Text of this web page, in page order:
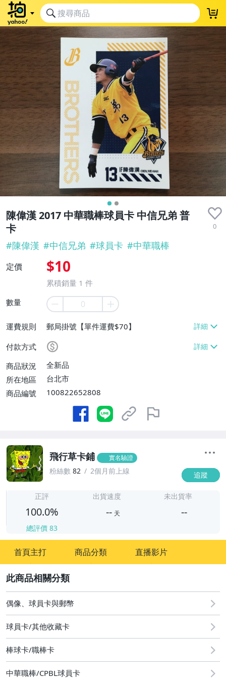
陳偉漢 2017 中華職棒球員卡 中信兄弟 普
卡
0
#陳偉漢 #中信兄弟 #球員卡 #中華職棒
定價 $10
累積銷量 1 件
數量
運費規則
郵局掛號【單件運費$70】
付款方式
商品狀況
全新品
所在地區
台北市
商品編號
100822652808
飛行草卡鋪 實名驗證
粉絲數 82 2個月前上線 追蹤
正評
100.0%
總評價 83
出貨速度
-- 天
未出貨率
--
首頁主打 商品分類 直播影片
偶像、球員卡與郵幣
球員卡/其他收藏卡
棒球卡/職棒卡
中華職棒/CPBL球員卡